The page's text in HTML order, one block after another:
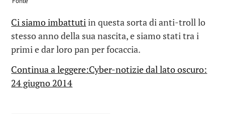
Ci siamo imbattuti in questa sorta di anti-troll lo
stesso anno della sua nascita, e siamo stati tra i
primi e dar loro pan per focaccia.
Continua a leggere:Cyber-notizie dal lato oscuro:
24 giugno 2014